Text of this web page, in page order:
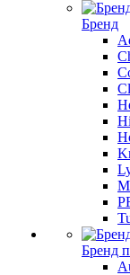
Бренд
Бренд